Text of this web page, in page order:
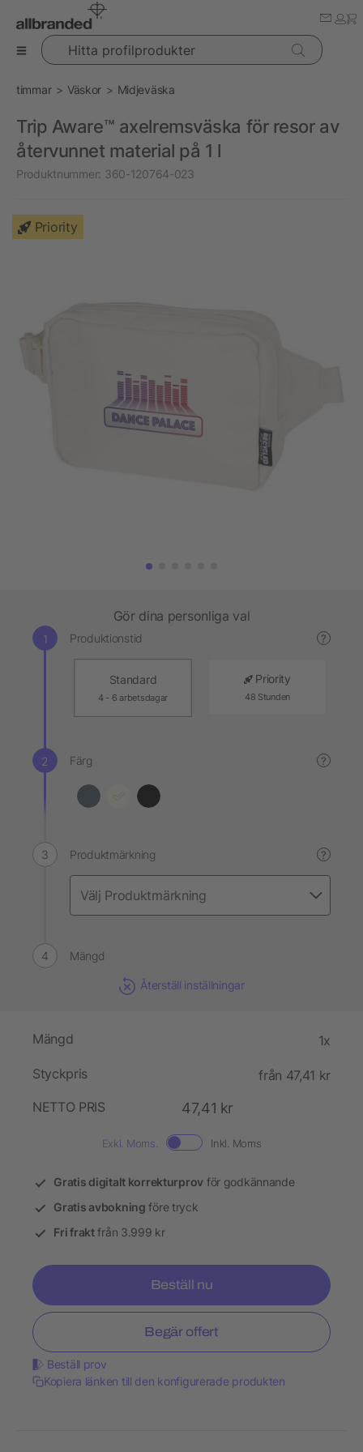
Hitta profilprodukter
timmar Väskor Midjeväska
Trip Aware™ axelremsväska för resor av
återvunnet material på 1 l
Produktnummer: 360-120764-023
Priority
Gör dina personliga val
Produktionstid ?
Standard
4 - 6 arbetsdagar
Priority
48 Stunden
Färg ?
Produktmärkning ?
Mängd
Återställ inställningar
Mängd 1x
Styckpris
från 47,41 kr
NETTO PRIS
47,41 kr
Exkl. Moms. Inkl. Moms
Gratis digitalt korrekturprov för godkännande
Gratis avbokning före tryck
Fri fraktfrån 3.999 kr
Beställ nu
Begär offert
Beställ prov
Kopiera länken till den konfigurerade produkten